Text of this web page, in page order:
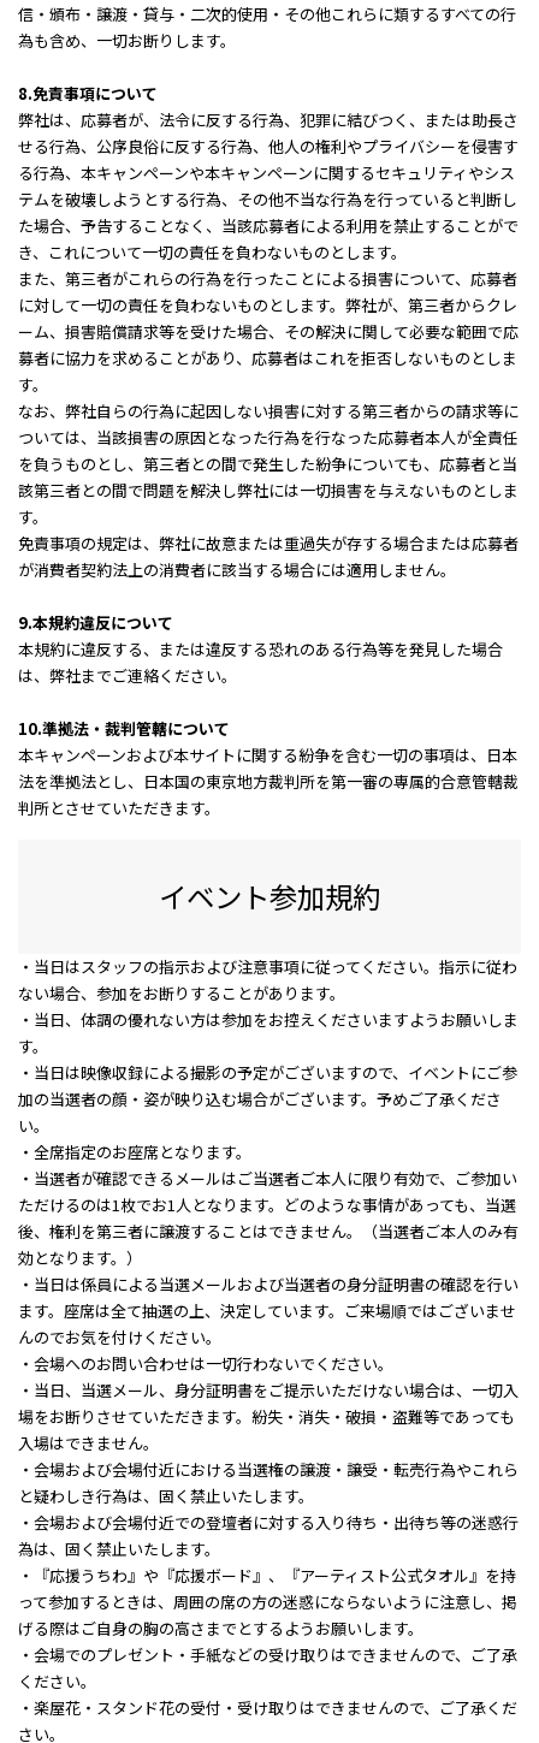
信・頒布・譲渡・貸与・二次的使用・その他これらに類するすべての行
為も含め、一切お断りします。
8.免責事項について
弊社は、応募者が、法令に反する行為、犯罪に結びつく、または助長さ
せる行為、公序良俗に反する行為、他人の権利やプライバシーを侵害す
る行為、本キャンペーンや本キャンペーンに関するセキュリティやシス
テムを破壊しようとする行為、その他不当な行為を行っていると判断し
た場合、予告することなく、当該応募者による利用を禁止することがで
き、これについて一切の責任を負わないものとします。
また、第三者がこれらの行為を行ったことによる損害について、応募者
に対して一切の責任を負わないものとします。弊社が、第三者からクレ
ーム、損害賠償請求等を受けた場合、その解決に関して必要な範囲で応
募者に協力を求めることがあり、応募者はこれを拒否しないものとしま
す。
なお、弊社自らの行為に起因しない損害に対する第三者からの請求等に
ついては、当該損害の原因となった行為を行なった応募者本人が全責任
を負うものとし、第三者との間で発生した紛争についても、応募者と当
該第三者との間で問題を解決し弊社には一切損害を与えないものとしま
す。
免責事項の規定は、弊社に故意または重過失が存する場合または応募者
が消費者契約法上の消費者に該当する場合には適用しません。
9.本規約違反について
本規約に違反する、または違反する恐れのある行為等を発見した場合
は、弊社までご連絡ください。
10.準拠法・裁判管轄について
本キャンペーンおよび本サイトに関する紛争を含む一切の事項は、日本
法を準拠法とし、日本国の東京地方裁判所を第一審の専属的合意管轄裁
判所とさせていただきます。
イベント参加規約
・当日はスタッフの指示および注意事項に従ってください。指示に従わ
ない場合、参加をお断りすることがあります。
・当日、体調の優れない方は参加をお控えくださいますようお願いしま
す。
・当日は映像収録による撮影の予定がございますので、イベントにご参
加の当選者の顔・姿が映り込む場合がございます。予めご了承くださ
い。
・全席指定のお座席となります。
・当選者が確認できるメールはご当選者ご本人に限り有効で、ご参加い
ただけるのは1枚でお1人となります。どのような事情があっても、当選
後、権利を第三者に譲渡することはできません。（当選者ご本人のみ有
効となります。）
・当日は係員による当選メールおよび当選者の身分証明書の確認を行い
ます。座席は全て抽選の上、決定しています。ご来場順ではございませ
んのでお気を付けください。
・会場へのお問い合わせは一切行わないでください。
・当日、当選メール、身分証明書をご提示いただけない場合は、一切入
場をお断りさせていただきます。紛失・消失・破損・盗難等であっても
入場はできません。
・会場および会場付近における当選権の譲渡・譲受・転売行為やこれら
と疑わしき行為は、固く禁止いたします。
・会場および会場付近での登壇者に対する入り待ち・出待ち等の迷惑行
為は、固く禁止いたします。
・『応援うちわ』や『応援ボード』、『アーティスト公式タオル』を持
って参加するときは、周囲の席の方の迷惑にならないように注意し、掲
げる際はご自身の胸の高さまでとするようお願いします。
・会場でのプレゼント・手紙などの受け取りはできませんので、ご了承
ください。
・楽屋花・スタンド花の受付・受け取りはできませんので、ご了承くだ
さい。